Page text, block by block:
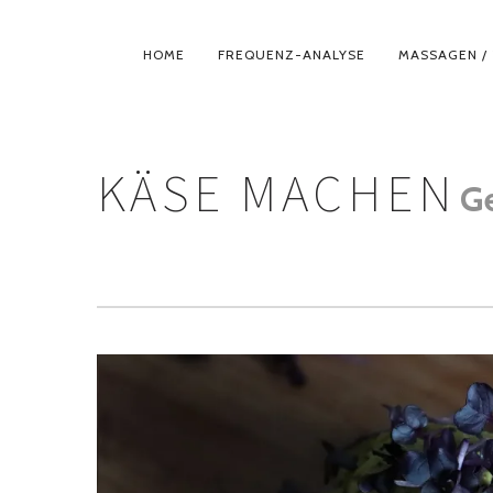
PRIMÄR-
HOME FREQUENZ-ANALYSE MASSAGEN /
KÄSE MACHEN